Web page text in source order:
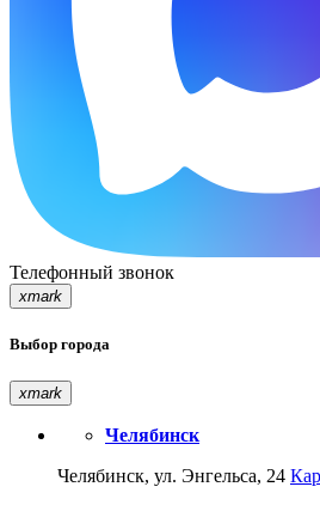
Телефонный звонок
xmark
Выбор города
xmark
Челябинск
Челябинск, ул. Энгельса, 24